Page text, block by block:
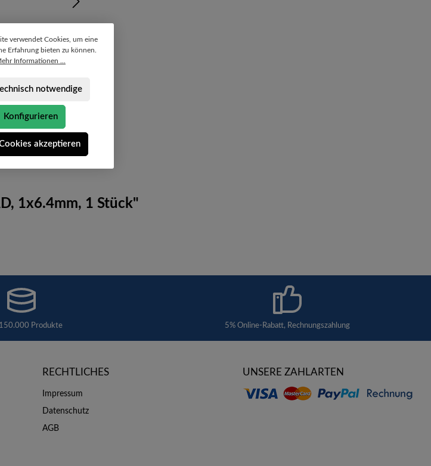
1x6.4mm, 1 Stück"
Produkte 5% Online-Rabatt, Rechnungszahlung
RECHTLICHES
Impressum
Datenschutz
AGB
UNSERE ZAHLARTEN
verwendet Cookies, um eine
Erfahrung bieten zu können.
Informationen ...
notwendige
Konfigurieren
akzeptieren